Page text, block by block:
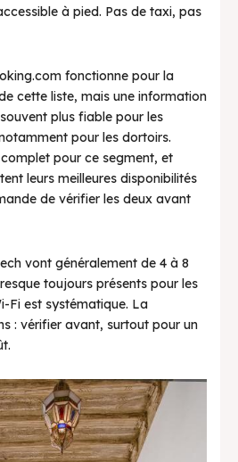
à pied. Pas de taxi, pas
fonctionne pour la
cette liste, mais une information
plus fiable pour les
pour les dortoirs.
complet pour ce segment, et
leurs meilleures disponibilités
de vérifier les deux avant
vont généralement de 4 à 8
toujours présents pour les
Fi est systématique. La
: vérifier avant, surtout pour un